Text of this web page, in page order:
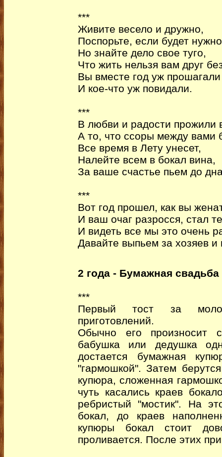
***
Живите весело и дружно,
Поспорьте, если будет
Но знайте дело свое туго,
Что жить нельзя вам друг
Вы вместе год уж прошагали
И кое-что уж повидали.
***
В любви и радости прожили
А то, что ссоры между вами
Все время в Лету унесет,
Налейте всем в бокал вина,
За ваше счастье пьем до
***
Вот год прошел, как вы
И ваш очаг разросся, стал
И видеть все мы это очень
Давайте выпьем за хозяев и
2 года - Бумажная свадьба
***
Первый тост за
приготовлений.
Обычно его
бабушка или дедушка
достается бумажная
"гармошкой". Затем
купюра, сложенная
чуть касались краев
ребристый "мостик". На
бокал, до краев
купюры бокал стоит
проливается. После этих